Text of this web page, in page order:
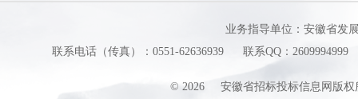
业务指导单位：安徽省发
联系电话（传真）：0551-62636939
联系QQ：2609994999
© 2026 安徽省招标投标信息网版